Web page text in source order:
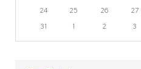
24
25 26 27
31
1 2 3